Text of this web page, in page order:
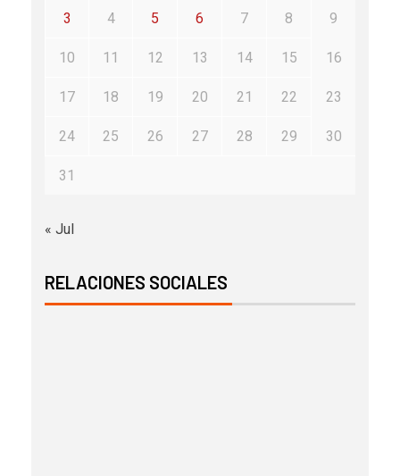
3 4 5 6 7 8 9
10 11 12 13 14 15 16
17 18 19 20 21 22 23
24 25 26 27 28 29 30
31
« Jul
RELACIONES SOCIALES